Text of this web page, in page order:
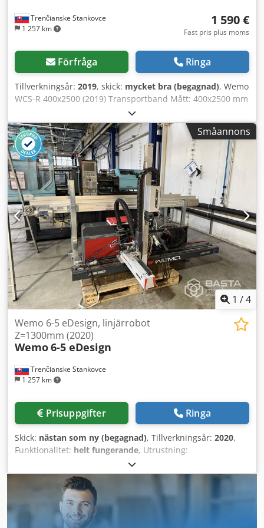
Trenčianske Stankovce
1 257 km
1 590 €
Fast pris plus moms
Förfråga Ringa
Tillverkningsår: 2019, skick: mycket bra (begagnad), Wemo
WCS-R 400x2500 (2019) Transportband Mått: 400x2500 mm
Årsmodell: 2019 Chedpsx U Dh Usfx Acisa
Småannons
1 /4
Trenčianske Stankovce
1 257 km
Wemo 6-5 eDesign, linjärrobot
Z=1300mm (2020)
Wemo6-5 eDesign
Prisuppgifter Ringa
Skick: nästan som ny (begagnad), Tillverkningsår: 2020,
Funktionalitet: helt fungerande, Utrustning:
, Antal axlar: 3 Csdpfxjx Urvte
Acieha Räckvidd: 1300 mm Lastkapacitet: 4 kg X = 300 mm
Y = 1000 mm Z = 1300 mm